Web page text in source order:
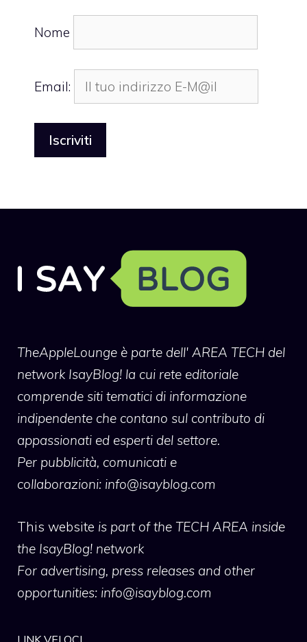
Nome
Email:
TheAppleLounge è parte dell' AREA TECH del
network IsayBlog! la cui rete editoriale
comprende siti tematici di informazione
indipendente che contano sul contributo di
appassionati ed esperti del settore.
Per pubblicità, comunicati e
collaborazioni: info@isayblog.com
This website is part of the TECH AREA inside
the IsayBlog! network
For advertising, press releases and other
opportunities: info@isayblog.com